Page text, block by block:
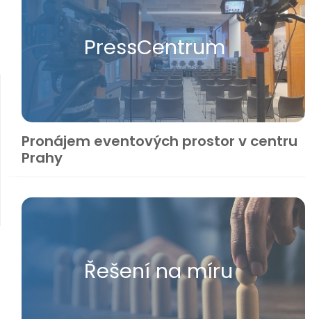
Press​Centrum
Pronájem eventových prostor v centru
Prahy
Řešení na míru